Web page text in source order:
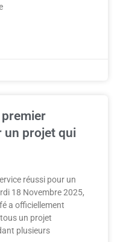
premier
un projet qui
réussi pour un
18 Novembre 2025,
a officiellement
un projet
plusieurs